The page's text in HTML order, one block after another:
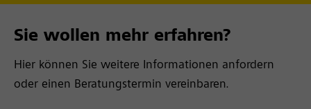
Sie wollen mehr erfahren?
Hier können Sie weitere Informationen anfordern
oder einen Beratungstermin vereinbaren.